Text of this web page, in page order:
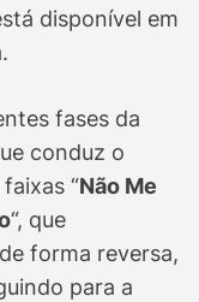
disponível em
fases da
conduz o
“Não Me
“, que
forma reversa,
para a